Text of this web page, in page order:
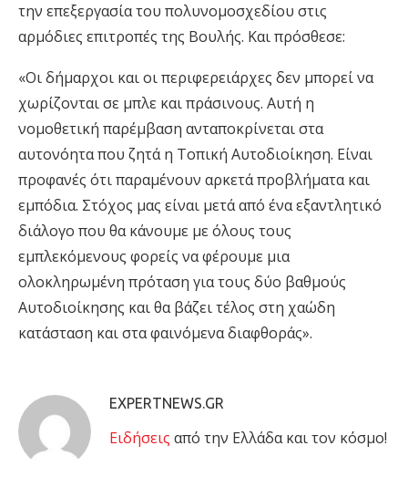
την επεξεργασία του πολυνομοσχεδίου στις
αρμόδιες επιτροπές της Βουλής. Και πρόσθεσε:
«Οι δήμαρχοι και οι περιφερειάρχες δεν μπορεί να
χωρίζονται σε μπλε και πράσινους. Αυτή η
νομοθετική παρέμβαση ανταποκρίνεται στα
αυτονόητα που ζητά η Τοπική Αυτοδιοίκηση. Είναι
προφανές ότι παραμένουν αρκετά προβλήματα και
εμπόδια. Στόχος μας είναι μετά από ένα εξαντλητικό
διάλογο που θα κάνουμε με όλους τους
εμπλεκόμενους φορείς να φέρουμε μια
ολοκληρωμένη πρόταση για τους δύο βαθμούς
Αυτοδιοίκησης και θα βάζει τέλος στη χαώδη
κατάσταση και στα φαινόμενα διαφθοράς».
EXPERTNEWS.GR
Eιδήσεις από την Ελλάδα και τον κόσμο!